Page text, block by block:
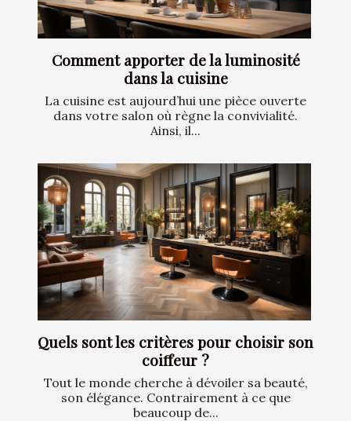
Comment apporter de la luminosité
dans la cuisine
La cuisine est aujourd’hui une pièce ouverte
dans votre salon où règne la convivialité.
Ainsi, il...
Quels sont les critères pour choisir son
coiffeur ?
Tout le monde cherche à dévoiler sa beauté,
son élégance. Contrairement à ce que
beaucoup de...